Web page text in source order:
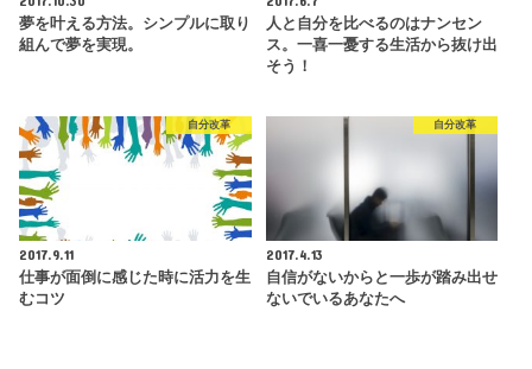
夢を叶える方法。シンプルに取り
組んで夢を実現。
人と自分を比べるのはナンセン
ス。一喜一憂する生活から抜け出
そう！
自分改革
2017.9.11
仕事が面倒に感じた時に活力を生
むコツ
自分改革
2017.4.13
自信がないからと一歩が踏み出せ
ないでいるあなたへ